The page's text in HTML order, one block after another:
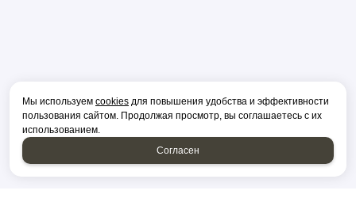
Мы используем cookies для повышения удобства и эффективности
пользования сайтом. Продолжая просмотр, вы соглашаетесь с их
использованием.
Согласен